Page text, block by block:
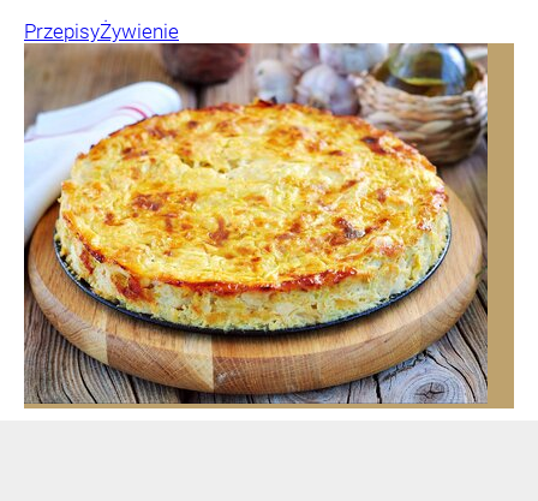
PrzepisyŻywienie